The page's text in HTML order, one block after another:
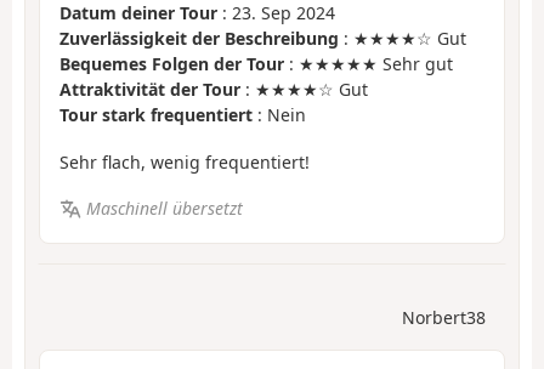
Datum deiner Tour : 23. Sep 2024
Zuverlässigkeit der Beschreibung : ★★★★☆ Gut
Bequemes Folgen der Tour : ★★★★★ Sehr gut
Attraktivität der Tour : ★★★★☆ Gut
Tour stark frequentiert : Nein
Sehr flach, wenig frequentiert!
Maschinell übersetzt
Norbert38